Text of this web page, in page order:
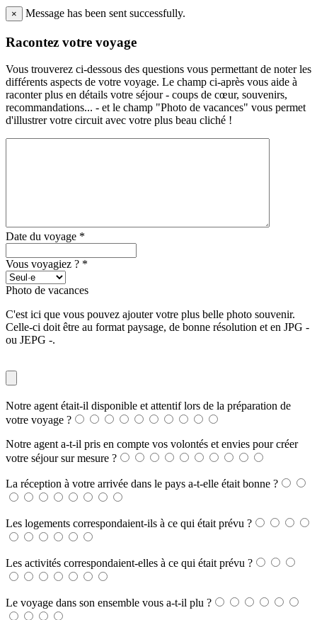
× Message has been sent successfully.
Racontez votre voyage
Vous trouverez ci-dessous des questions vous permettant de noter les
différents aspects de votre voyage. Le champ ci-après vous aide à
raconter plus en détails votre séjour - coups de cœur, souvenirs,
recommandations... - et le champ "Photo de vacances" vous permet
d'illustrer votre circuit avec votre plus beau cliché !
Date du voyage *
Vous voyagiez ? *
Photo de vacances
C'est ici que vous pouvez ajouter votre plus belle photo souvenir.
Celle-ci doit être au format paysage, de bonne résolution et en JPG -
ou JEPG -.
Notre agent était-il disponible et attentif lors de la préparation de
votre voyage ?
Notre agent a-t-il pris en compte vos volontés et envies pour créer
votre séjour sur mesure ?
La réception à votre arrivée dans le pays a-t-elle était bonne ?
Les logements correspondaient-ils à ce qui était prévu ?
Les activités correspondaient-elles à ce qui était prévu ?
Le voyage dans son ensemble vous a-t-il plu ?